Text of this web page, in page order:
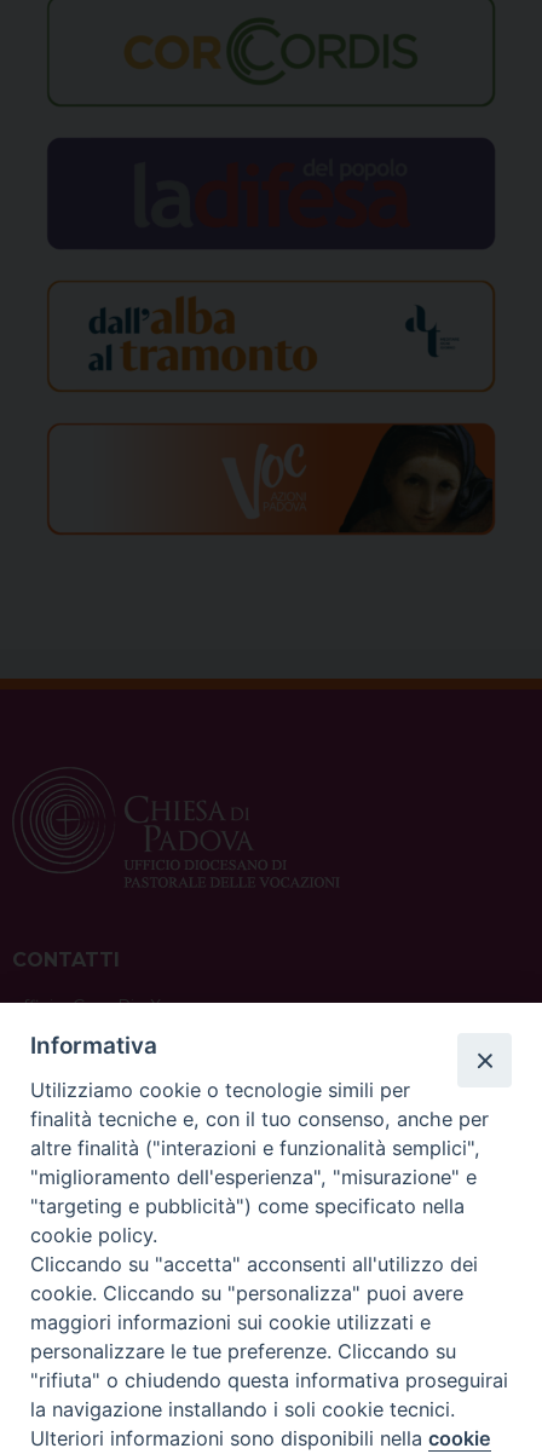
CONTATTI
ufficio: Casa Pio X
via Bonporti, 20 – 35141 Padova
tel: +39 351 619 2354
e mail:ufficiovocazionipadova@gmail.com
sede: Casa Sant'Andrea
via Valmarana, 20 – 35133 Padova
instagram:@casasantandreapadova
e mail:casasantandreapadova@gmail.com
Copyright© ChiesadiPadova2022 Privacy Policy
Preferenze Cookie
Informativa
Utilizziamo cookie o tecnologie simili per
finalità tecniche e, con il tuo consenso, anche per
altre finalità ("interazioni e funzionalità semplici",
"miglioramento dell'esperienza", "misurazione" e
"targeting e pubblicità") come specificato nella
cookie policy.
Cliccando su "accetta" acconsenti all'utilizzo dei
cookie. Cliccando su "personalizza" puoi avere
maggiori informazioni sui cookie utilizzati e
personalizzare le tue preferenze. Cliccando su
"rifiuta" o chiudendo questa informativa proseguirai
la navigazione installando i soli cookie tecnici.
Ulteriori informazioni sono disponibili nellacookie